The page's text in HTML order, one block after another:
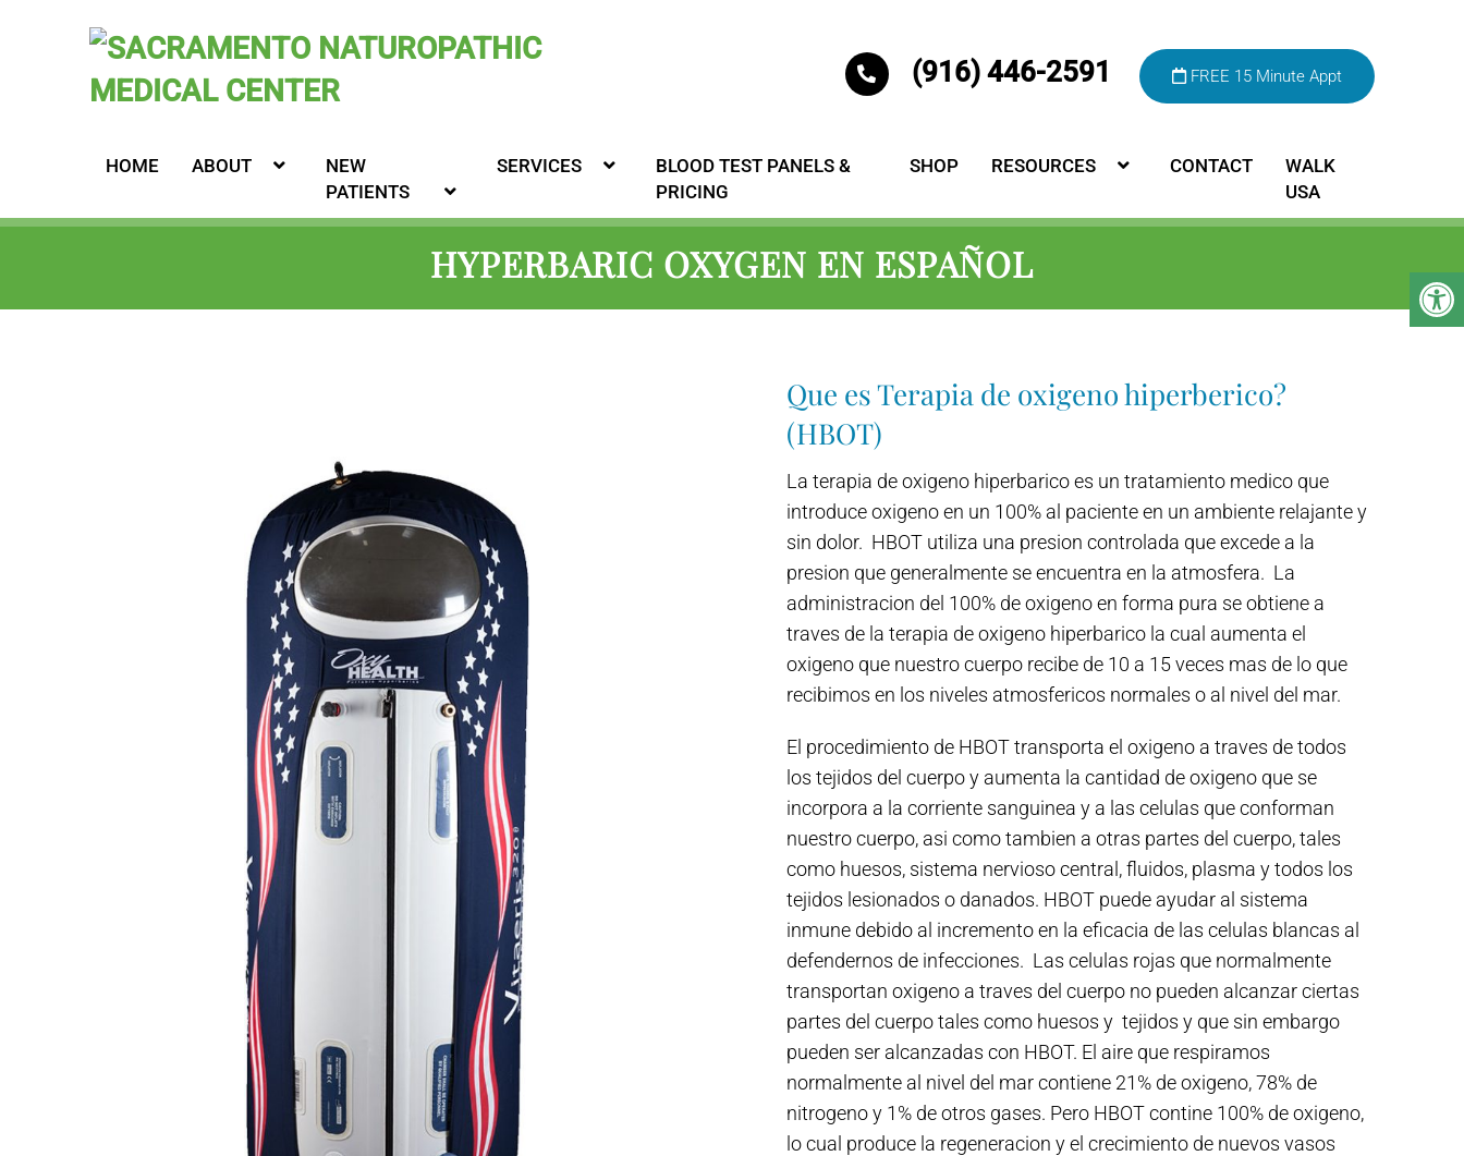
(916) 446-2591 FREE 15 Minute Appt
HOME ABOUT
NEW
PATIENTS
SERVICES
BLOOD TEST PANELS &
PRICING
SHOP RESOURCES CONTACT
WALK
USA
HYPERBARIC OXYGEN EN ESPAÑOL
Que es Terapia de oxigeno hiperberico?
(HBOT)
La terapia de oxigeno hiperbarico es un tratamiento medico que
introduce oxigeno en un 100% al paciente en un ambiente relajante y
sin dolor. HBOT utiliza una presion controlada que excede a la
presion que generalmente se encuentra en la atmosfera. La
administracion del 100% de oxigeno en forma pura se obtiene a
traves de la terapia de oxigeno hiperbarico la cual aumenta el
oxigeno que nuestro cuerpo recibe de 10 a 15 veces mas de lo que
recibimos en los niveles atmosfericos normales o al nivel del mar.
El procedimiento de HBOT transporta el oxigeno a traves de todos
los tejidos del cuerpo y aumenta la cantidad de oxigeno que se
incorpora a la corriente sanguinea y a las celulas que conforman
nuestro cuerpo, asi como tambien a otras partes del cuerpo, tales
como huesos, sistema nervioso central, fluidos, plasma y todos los
tejidos lesionados o danados. HBOT puede ayudar al sistema
inmune debido al incremento en la eficacia de las celulas blancas al
defendernos de infecciones. Las celulas rojas que normalmente
transportan oxigeno a traves del cuerpo no pueden alcanzar ciertas
partes del cuerpo tales como huesos y tejidos y que sin embargo
pueden ser alcanzadas con HBOT. El aire que respiramos
normalmente al nivel del mar contiene 21% de oxigeno, 78% de
nitrogeno y 1% de otros gases. Pero HBOT contine 100% de oxigeno,
lo cual produce la regeneracion y el crecimiento de nuevos vasos